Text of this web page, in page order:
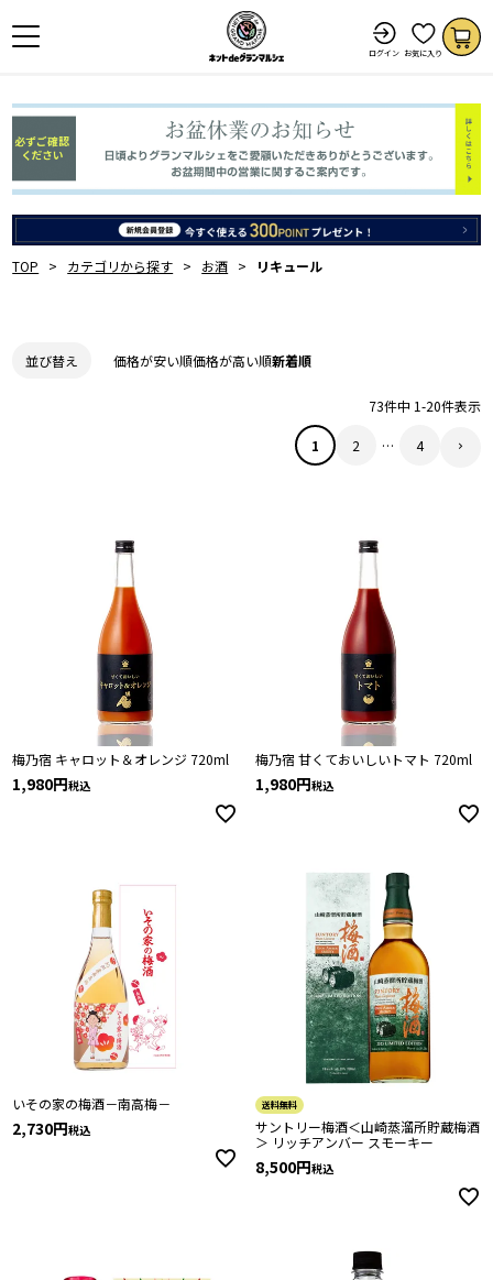
ログイン お気に入り
TOP カテゴリから探す お酒 リキュール
並び替え 価格が安い順価格が高い順新着順
73件中 1-20件表示
1 2 … 4
梅乃宿 キャロット＆オレンジ 720ml
1,980 税込
梅乃宿 甘くておいしいトマト 720ml
1,980 税込
いその家の梅酒－南高梅－
2,730 税込
送料無料
サントリー梅酒＜山崎蒸溜所貯蔵梅酒
＞ リッチアンバー スモーキー
8,500 税込